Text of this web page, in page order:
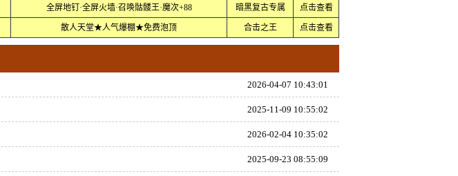
全屏地钉·全屏火墙·召唤骷髅王·魔次+88 暗黑复古专属 点击查看
散人天堂★人气爆棚★免费泡顶 合击之王 点击查看
2026-04-07 10:43:01
2025-11-09 10:55:02
2026-02-04 10:35:02
2025-09-23 08:55:09